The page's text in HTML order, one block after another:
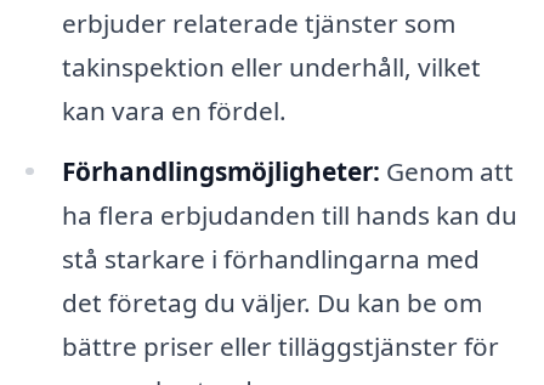
erbjuder relaterade tjänster som
takinspektion eller underhåll, vilket
kan vara en fördel.
Förhandlingsmöjligheter: Genom att
ha flera erbjudanden till hands kan du
stå starkare i förhandlingarna med
det företag du väljer. Du kan be om
bättre priser eller tilläggstjänster för